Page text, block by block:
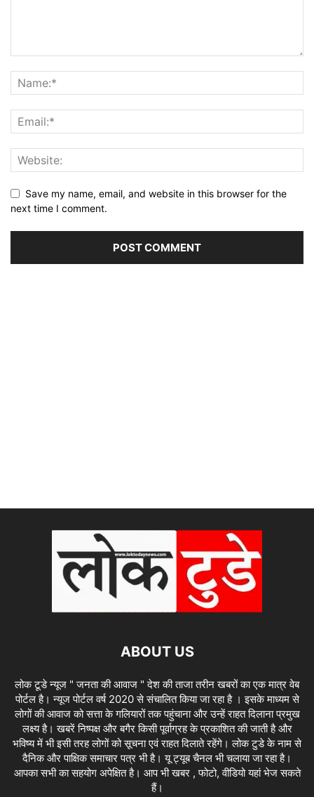
Save my name, email, and website in this browser for the
next time I comment.
ABOUT US
लोक टूडे न्यूज " जनता की आवाज " देश की ताजा तरीन खबरों का एक मात्र वेब
पोर्टल है। न्यूज पोर्टल वर्ष 2020 से संचालित किया जा रहा है । इसके माध्यम से
लोगों की आवाज को सत्ता के गलियारों तक पहुंचाना और उन्हें राहत दिलाना प्रमुख
लक्ष्य है। खबरें निष्पक्ष और बगैर किसी पूर्वाग्रह के प्रकाशित की जाती है और
भविष्य में भी इसी तरह लोगों को सूचना एवं राहत दिलाते रहेंगे। लोक टुडे के नाम से
दैनिक और पाक्षिक समाचार पत्र भी है। यू ट्यूब चैनल भी चलाया जा रहा है।
आपका सभी का सहयोग अपेक्षित है। आप भी खबर , फोटो, वीडियो यहां भेज सकते
हैं।